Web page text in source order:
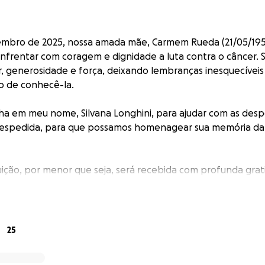
de 2025, nossa amada mãe, Carmem Rueda (21/05/
com coragem e dignidade a luta contra o câncer.
generosidade e força, deixando lembranças
de conhecê-la.
em meu nome, Silvana Longhini, para ajudar com as
para que possamos homenagear sua memória
por menor que seja, será recebida com profunda
a todos pelo carinho, solidariedade e pelas orações
25